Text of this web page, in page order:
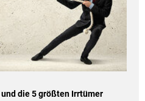
die 5 größten Irrtümer